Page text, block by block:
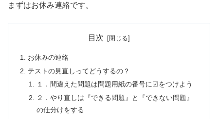
まずはお休み連絡です。
目次
お休みの連絡
テストの見直しってどうするの？
１．間違えた問題は問題用紙の番号に☑をつけよう
２．やり直しは『できる問題』と『できない問題』
の仕分けをする